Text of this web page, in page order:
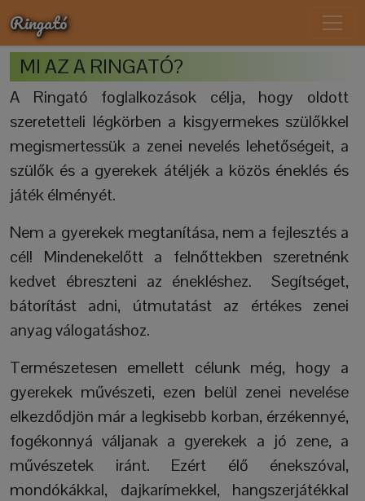
Ringató
MI AZ A RINGATÓ?
A Ringató foglalkozások célja, hogy oldott
szeretetteli légkörben a kisgyermekes szülőkkel
megismertessük a zenei nevelés lehetőségeit, a
szülők és a gyerekek átéljék a közös éneklés és
játék élményét.
Nem a gyerekek megtanítása, nem a fejlesztés a
cél! Mindenekelőtt a felnőttekben szeretnénk
kedvet ébreszteni az énekléshez. Segítséget,
bátorítást adni, útmutatást az értékes zenei
anyag válogatáshoz.
Természetesen emellett célunk még, hogy a
gyerekek művészeti, ezen belül zenei nevelése
elkezdődjön már a legkisebb korban, érzékennyé,
fogékonnyá váljanak a gyerekek a jó zene, a
művészetek iránt. Ezért élő énekszóval,
mondókákkal, dajkarímekkel, hangszerjátékkal